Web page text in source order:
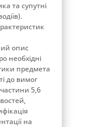
та супутні
опис
необхідні
предмета
до вимог
частини 5,6
на